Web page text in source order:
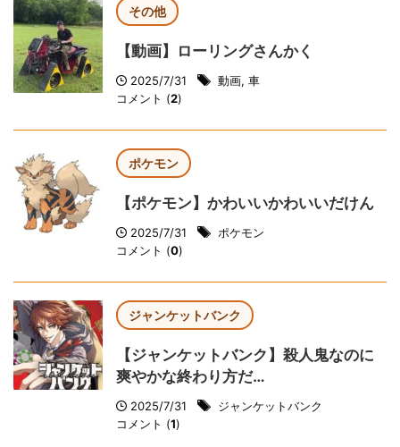
その他
【動画】ローリングさんかく
2025/7/31 動画, 車
コメント (2)
ポケモン
【ポケモン】かわいいかわいいだけん
2025/7/31
ポケモン
コメント (0)
ジャンケットバンク
【ジャンケットバンク】殺人鬼なのに
爽やかな終わり方だ…
2025/7/31
ジャンケットバンク
コメント (1)